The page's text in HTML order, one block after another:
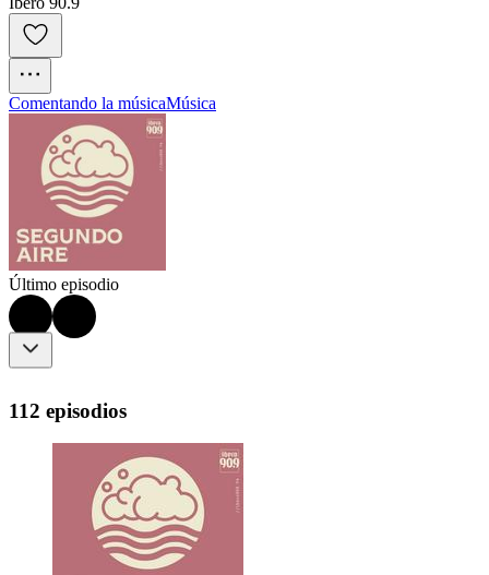
Comentando la músicaMúsica
Último episodio
112 episodios